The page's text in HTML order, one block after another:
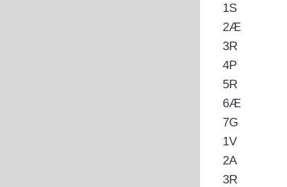
1S
2Æ
3R
4P
5R
6Æ
7G
1V
2A
3R